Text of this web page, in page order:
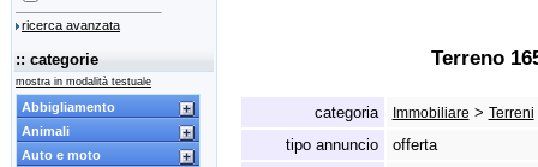
ricerca avanzata
:: categorie
mostra in modalità testuale
Abbigliamento
Animali
Auto e moto
Terreno
categoria Immobiliare > Terreni
tipo annuncio
offerta